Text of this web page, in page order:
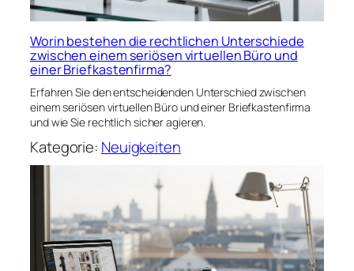
Worin bestehen die rechtlichen Unterschiede
zwischen einem seriösen virtuellen Büro und
einer Briefkastenfirma?
Erfahren Sie den entscheidenden Unterschied zwischen
einem seriösen virtuellen Büro und einer Briefkastenfirma
und wie Sie rechtlich sicher agieren.
Kategorie: Neuigkeiten